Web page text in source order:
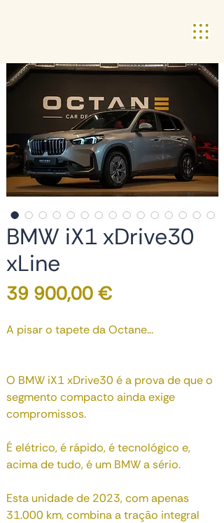
BMW iX1 xDrive30
xLine
39 900,00 €Preço
A pisar o tapete da Octane...
O BMW iX1 xDrive30 é a prova de que o
segmento compacto ainda exige
compromissos.
É elétrico, é rápido, é tecnológico e,
acima de tudo, é um BMW a sério.
Esta unidade de 2023, com apenas
31.000 km, combina a tração integral